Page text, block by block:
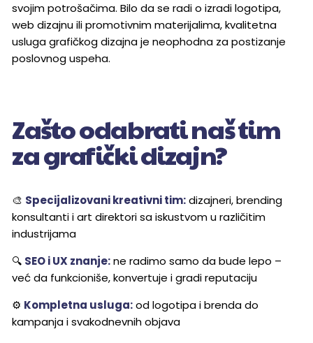
svojim potrošačima. Bilo da se radi o izradi logotipa,
web dizajnu ili promotivnim materijalima, kvalitetna
usluga grafičkog dizajna je neophodna za postizanje
poslovnog uspeha.
Zašto odabrati naš tim
za grafički dizajn?
🎨 Specijalizovani kreativni tim:dizajneri, brending
konsultanti i art direktori sa iskustvom u različitim
industrijama
🔍 SEO i UX znanje:ne radimo samo da bude lepo –
već da funkcioniše, konvertuje i gradi reputaciju
⚙️ Kompletna usluga:od logotipa i brenda do
kampanja i svakodnevnih objava